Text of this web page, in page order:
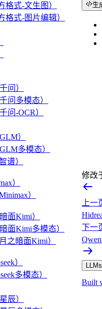
格式-文生图）
格式-图片编辑）
问）
问多模态）
问-OCR）
）
多模态）
谱）
）
）
面Kimi）
面Kimi多模态）
之暗面Kimi）
）
多模态）
辰）
生
修改
上一
下一
Built